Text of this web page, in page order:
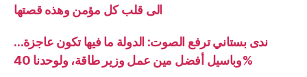
الى قلب كل مؤمن وهذه قصتها
ندى بستاني ترفع الصوت: الدولة ما فيها تكون عاجزة…
وباسيل أفضل مين عمل وزير طاقة، ولوحدنا 40%